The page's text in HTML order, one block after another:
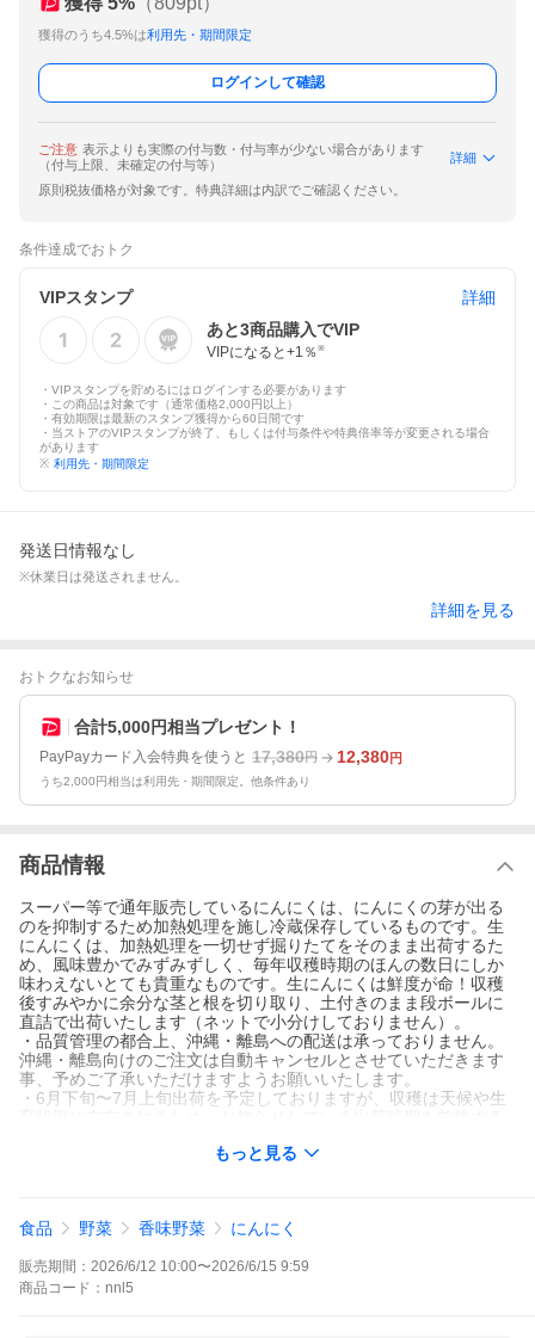
獲得のうち4.5%は利用先・期間限定
ログインして確認
ご注意 表示よりも実際の付与数・付与率が少ない場合があります
（付与上限、未確定の付与等）
詳細
原則税抜価格が対象です。特典詳細は内訳でご確認ください。
条件達成でおトク
VIPスタンプ
詳細
あと3商品購入でVIP
VIPになると+1 ％ ※
・VIPスタンプを貯めるにはログインする必要があります
・この商品は対象です（通常価格2,000円以上）
・有効期限は最新のスタンプ獲得から60日間です
・当ストアのVIPスタンプが終了、もしくは付与条件や特典倍率等が変更される場合
があります
※ 利用先・期間限定
発送日情報なし
※休業日は発送されません。
詳細を見る
おトクなお知らせ
合計5,000円相当プレゼント！
PayPayカード入会特典を使うと 17,380円 12,380円
うち2,000円相当は利用先・期間限定。他条件あり
商品情報
スーパー等で通年販売しているにんにくは、にんにくの芽が出る
のを抑制するため加熱処理を施し冷蔵保存しているものです。生
にんにくは、加熱処理を一切せず掘りたてをそのまま出荷するた
め、風味豊かでみずみずしく、毎年収穫時期のほんの数日にしか
味わえないとても貴重なものです。生にんにくは鮮度が命！収穫
後すみやかに余分な茎と根を切り取り、土付きのまま段ボールに
直詰で出荷いたします（ネットで小分けしておりません）。
・品質管理の都合上、沖縄・離島への配送は承っておりません。
沖縄・離島向けのご注文は自動キャンセルとさせていただきます
事、予めご了承いただけますようお願いいたします。
・6月下旬〜7月上旬出荷を予定しておりますが、収穫は天候や生
・加熱処理を施さないので、通常のにんにくより鮮度が落ちやす
生産地：青森県
内容量：約5kg（1kgあたり約12〜17玉）
配送方法：宅配便（クール便）
もっと見る
食品 野菜 香味野菜 にんにく
販売期間： 2026/6/12 10:00〜2026/6/15 9:59
商品 コード： nnl5